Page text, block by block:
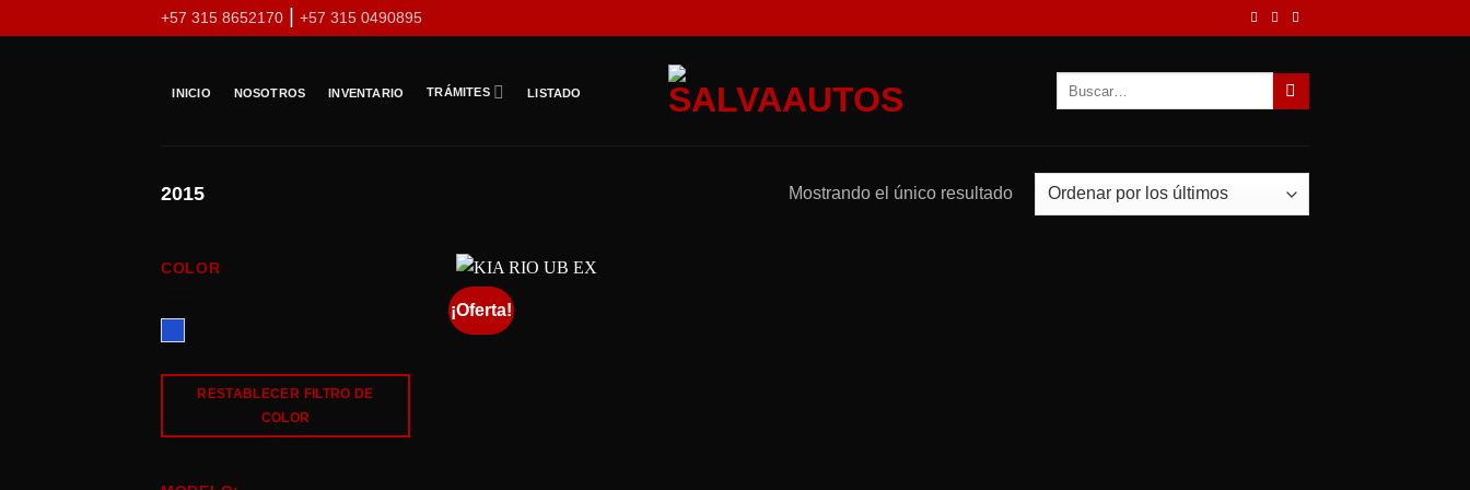
to
+57 315 8652170 +57 315 0490895
INICIO NOSOTROS INVENTARIO TRÁMITES LISTADO
2015 Mostrando el único resultado
COLOR
RESTABLECER FILTRO DE
COLOR
¡Oferta!